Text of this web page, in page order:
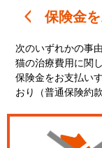
保険金を
次のいずれかの事
猫の治療費用に関し
保険金をお支払い
おり（普通保険約